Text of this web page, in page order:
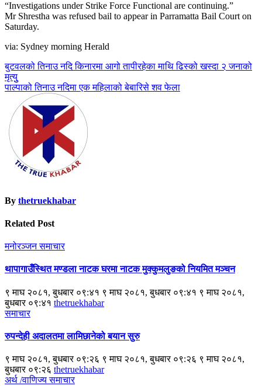
“Investigations under Strike Force Functional are continuing.”
Mr Shrestha was refused bail to appear in Parramatta Bail Court on
Saturday.
via: Sydney morning Herald
Post
navigation
बुटवलको तिनाउ नदि किनारमा आगो तापीरहेका माथि ढिस्को खस्दा २ जनाको
मृत्युु
पाल्पाको तिनाउ नदिमा एक महिलाको बेबारिसे शव फेला
By thetruekhabar
Related Post
मनोरञ्जनसमाचार
थापागाउँस्थित मण्डला नाटक घरमा नाटक मुक्कुमलुङको नियमित मञ्चन
९ माघ २०८१, बुधबार ०९:४१ ९ माघ २०८१, बुधबार ०९:४१ ९ माघ २०८१,
बुधबार ०९:४१ thetruekhabar
समाचार
रुपन्देही अदालतमा लामिछानेको बयान सुरु
९ माघ २०८१, बुधबार ०९:२६ ९ माघ २०८१, बुधबार ०९:२६ ९ माघ २०८१,
बुधबार ०९:२६ thetruekhabar
अर्थ /वाणिज्यसमाचार